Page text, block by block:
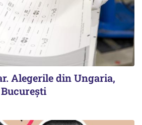
Alegerile din Ungaria,